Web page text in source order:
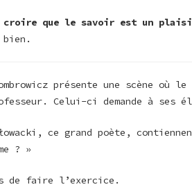
croire que le savoir est un
bien.
présente une scène où
Celui-ci demande à ses
ce grand poète,
? »
de faire l’exercice.